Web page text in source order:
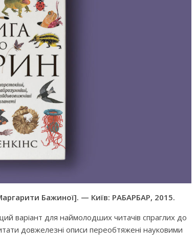
Бажиної]. — Київ: РАБАРБАР, 2015.
варіант для наймолодших читачів спраглих до
довжелезні описи переобтяжені науковими